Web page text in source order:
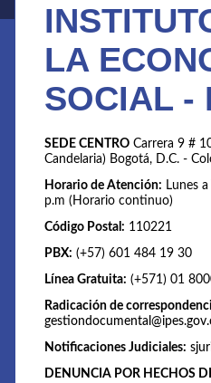
LA
SOCIAL -
SEDE CENTRO Carrera 9 #
Candelaria) Bogotá, D.C. -
Horario de Atención: Lunes
p.m (Horario continuo)
Código Postal: 110221
PBX: (+57) 601 484 19 30
Línea Gratuita: (+571) 01
Radicación de
Notificaciones Judiciales:
DENUNCIA POR HECHOS